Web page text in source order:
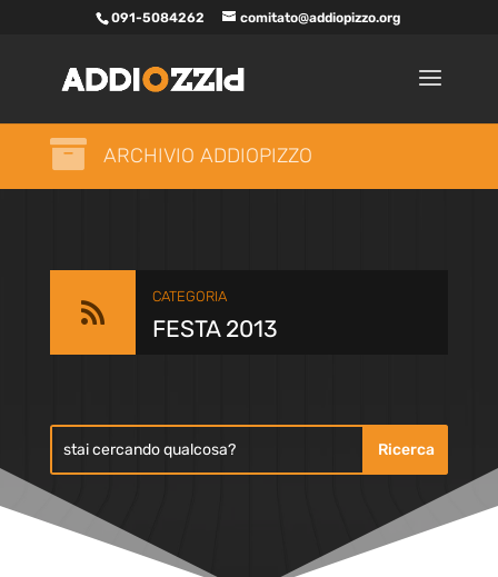
091-5084262 comitato@addiopizzo.org
 ARCHIVIO ADDIOPIZZO

CATEGORIA
FESTA 2013